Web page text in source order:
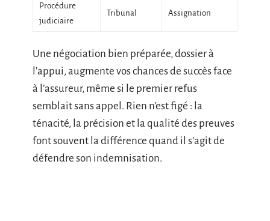
Procédure
judiciaire
Tribunal Assignation
Une négociation bien préparée, dossier à
l’appui, augmente vos chances de succès face
à l’assureur, même si le premier refus
semblait sans appel. Rien n’est figé : la
ténacité, la précision et la qualité des preuves
font souvent la différence quand il s’agit de
défendre son indemnisation.